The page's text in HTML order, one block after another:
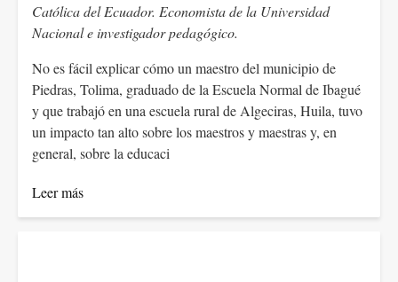
Católica del Ecuador. Economista de la Universidad
Nacional e investigador pedagógico.
No es fácil explicar cómo un maestro del municipio de
Piedras, Tolima, graduado de la Escuela Normal de Ibagué
y que trabajó en una escuela rural de Algeciras, Huila, tuvo
un impacto tan alto sobre los maestros y maestras y, en
general, sobre la educaci
Leer más